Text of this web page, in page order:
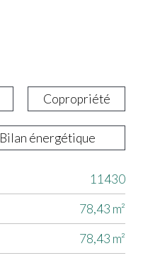
Copropriété
Bilan énergétique
11430
78,43 m²
78,43 m²